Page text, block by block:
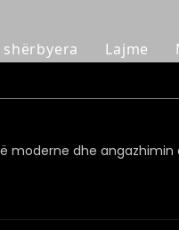
Lajme
moderne dhe